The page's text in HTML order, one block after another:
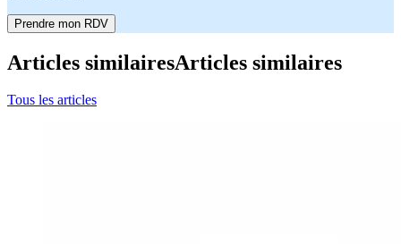
Prendre mon RDV
Articles similairesArticles similaires
Tous les articles